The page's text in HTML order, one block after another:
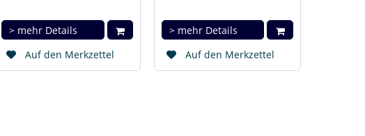
> mehr Details
Auf den Merkzettel
> mehr Details
Auf den Merkzettel